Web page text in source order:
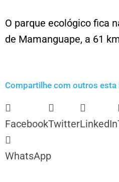
O parque ecológico fica
de Mamanguape, a 61
Compartilhe com outros
FacebookTwitterLinkedIn
WhatsApp